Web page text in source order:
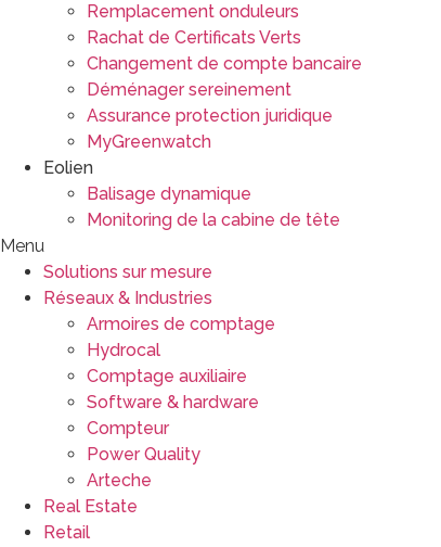
Remplacement onduleurs
Rachat de Certificats Verts
Changement de compte bancaire
Déménager sereinement
Assurance protection juridique
MyGreenwatch
Eolien
Balisage dynamique
Monitoring de la cabine de tête
Menu
Solutions sur mesure
Réseaux & Industries
Armoires de comptage
Hydrocal
Comptage auxiliaire
Software & hardware
Compteur
Power Quality
Arteche
Real Estate
Retail